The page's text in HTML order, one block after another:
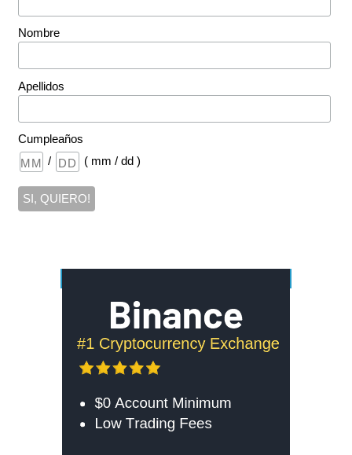
Nombre
Apellidos
Cumpleaños
/
( mm / dd )